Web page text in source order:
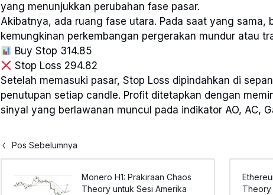
yang menunjukkan perubahan fase pasar.
Akibatnya, ada ruang fase utara. Pada saat yang sama,
kemungkinan perkembangan pergerakan mundur atau
Buy Stop 314.85
Stop Loss 294.82
Setelah memasuki pasar, Stop Loss dipindahkan di
penutupan setiap candle. Profit ditetapkan dengan
sinyal yang berlawanan muncul pada indikator AO, AC,
Pos Sebelumnya
Monero H1: Prakiraan Chaos
Theory untuk Sesi Amerika
Theory